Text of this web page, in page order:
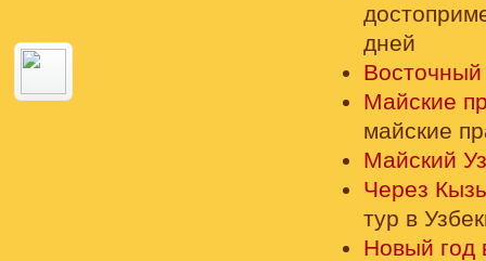
дней
Майские
майские
Майский
Через
тур в
Новый год